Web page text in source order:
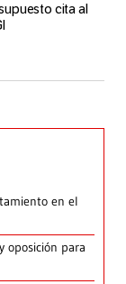
cita al
en el
oposición para